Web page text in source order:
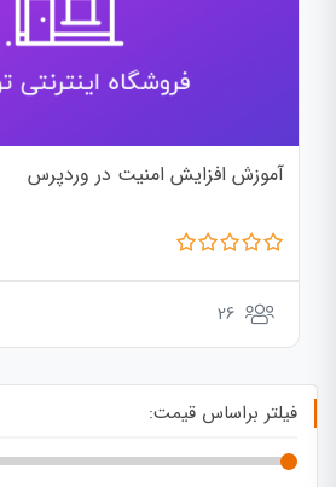
آموزش افزایش امنیت در وردپرس
26
فیلتر براساس قیمت: